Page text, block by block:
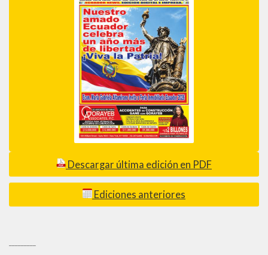
Descargar última edición en PDF
Ediciones anteriores